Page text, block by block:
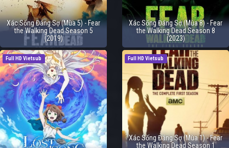
Xác Sống Đáng Sợ (Mùa 5) - Fear
the Walking Dead Season 5
(2019)
Xác Sống Đáng Sợ (Mùa 8) - Fear
the Walking Dead Season 8
(2023)
Full HD Vietsub Full HD Vietsub
Xác Sống Đáng Sợ (Mùa 1) - Fear
the Walking Dead Season 1